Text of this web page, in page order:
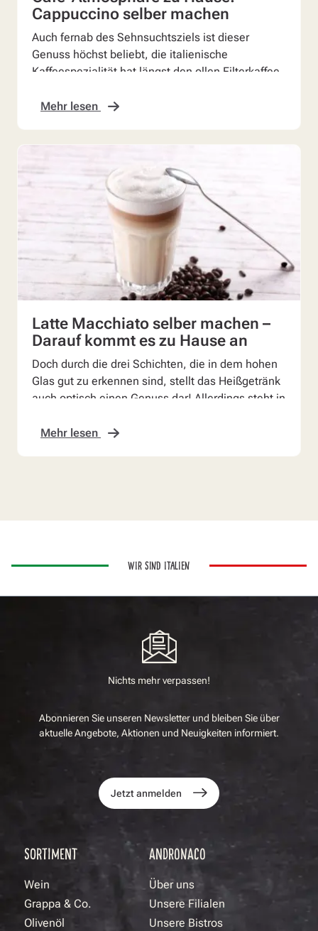
Cappuccino selber machen
Auch fernab des Sehnsuchtsziels ist dieser
Genuss höchst beliebt, die italienische
Kaffeespezialität hat längst den ollen Filterkaffee
Mehr lesen
Latte Macchiato selber machen –
Darauf kommt es zu Hause an
Doch durch die drei Schichten, die in dem hohen
Glas gut zu erkennen sind, stellt das Heißgetränk
auch optisch einen Genuss dar! Allerdings steht in
Mehr lesen
WIR SIND ITALIEN
Nichts mehr verpassen!
Abonnieren Sie unseren Newsletter und bleiben Sie über
aktuelle Angebote, Aktionen und Neuigkeiten informiert.
Jetzt anmelden
SORTIMENT
Wein
Grappa & Co.
Olivenöl
ANDRONACO
Über uns
Unsere Filialen
Unsere Bistros